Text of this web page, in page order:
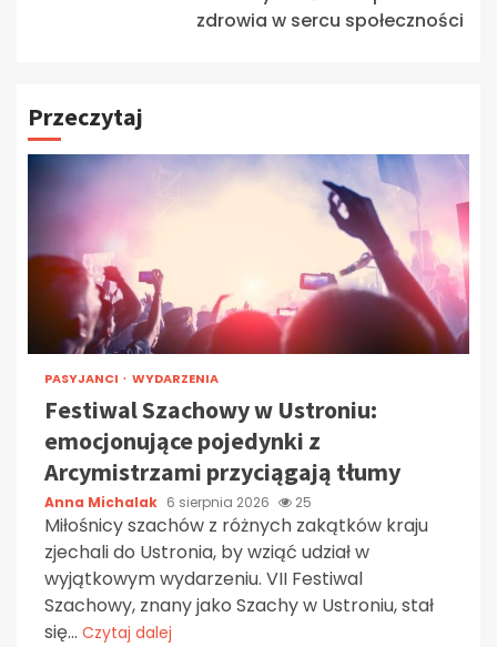
zdrowia w sercu społeczności
Przeczytaj
PASYJANCI WYDARZENIA
Festiwal Szachowy w Ustroniu:
emocjonujące pojedynki z
Arcymistrzami przyciągają tłumy
Anna Michalak 6 sierpnia 2026 25
Miłośnicy szachów z różnych zakątków kraju
zjechali do Ustronia, by wziąć udział w
wyjątkowym wydarzeniu. VII Festiwal
Szachowy, znany jako Szachy w Ustroniu, stał
się... Czytaj dalej